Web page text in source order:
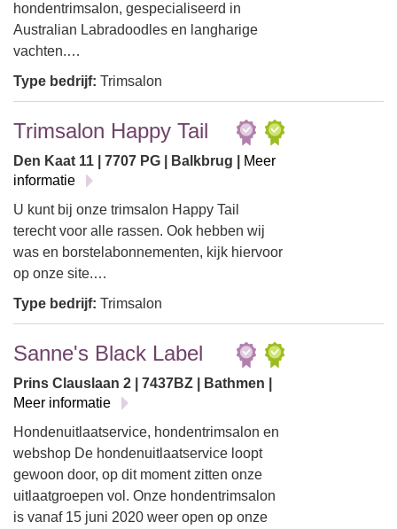
hondentrimsalon, gespecialiseerd in
Australian Labradoodles en langharige
vachten.…
Type bedrijf: Trimsalon
Trimsalon Happy Tail
Den Kaat 11 | 7707 PG | Balkbrug |
Meer
informatie
U kunt bij onze trimsalon Happy Tail
terecht voor alle rassen. Ook hebben wij
was en borstelabonnementen, kijk hiervoor
op onze site.…
Type bedrijf: Trimsalon
Sanne's Black Label
Prins Clauslaan 2 | 7437BZ | Bathmen |
Meer informatie
Hondenuitlaatservice, hondentrimsalon en
webshop De hondenuitlaatservice loopt
gewoon door, op dit moment zitten onze
uitlaatgroepen vol. Onze hondentrimsalon
is vanaf 15 juni 2020 weer open op onze